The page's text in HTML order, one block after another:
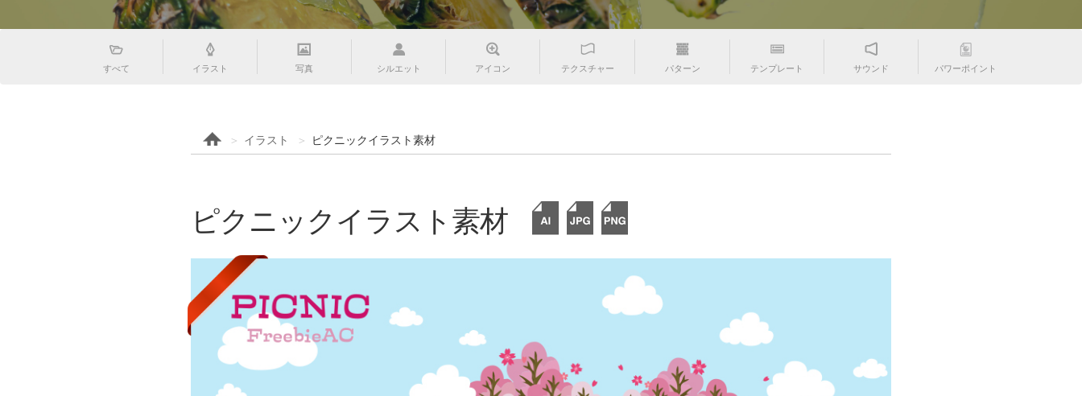
すべて イラスト 写真 シルエット アイコン テクスチャー パターン テンプレート サウンド パワーポイント
イラスト ピクニックイラスト素材
ピクニックイラスト素材